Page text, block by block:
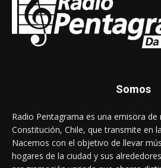
Somos
Radio Pentagrama es una emisora de
Constitución, Chile, que transmite en
Nacemos con el objetivo de llevar
hogares de la ciudad y sus